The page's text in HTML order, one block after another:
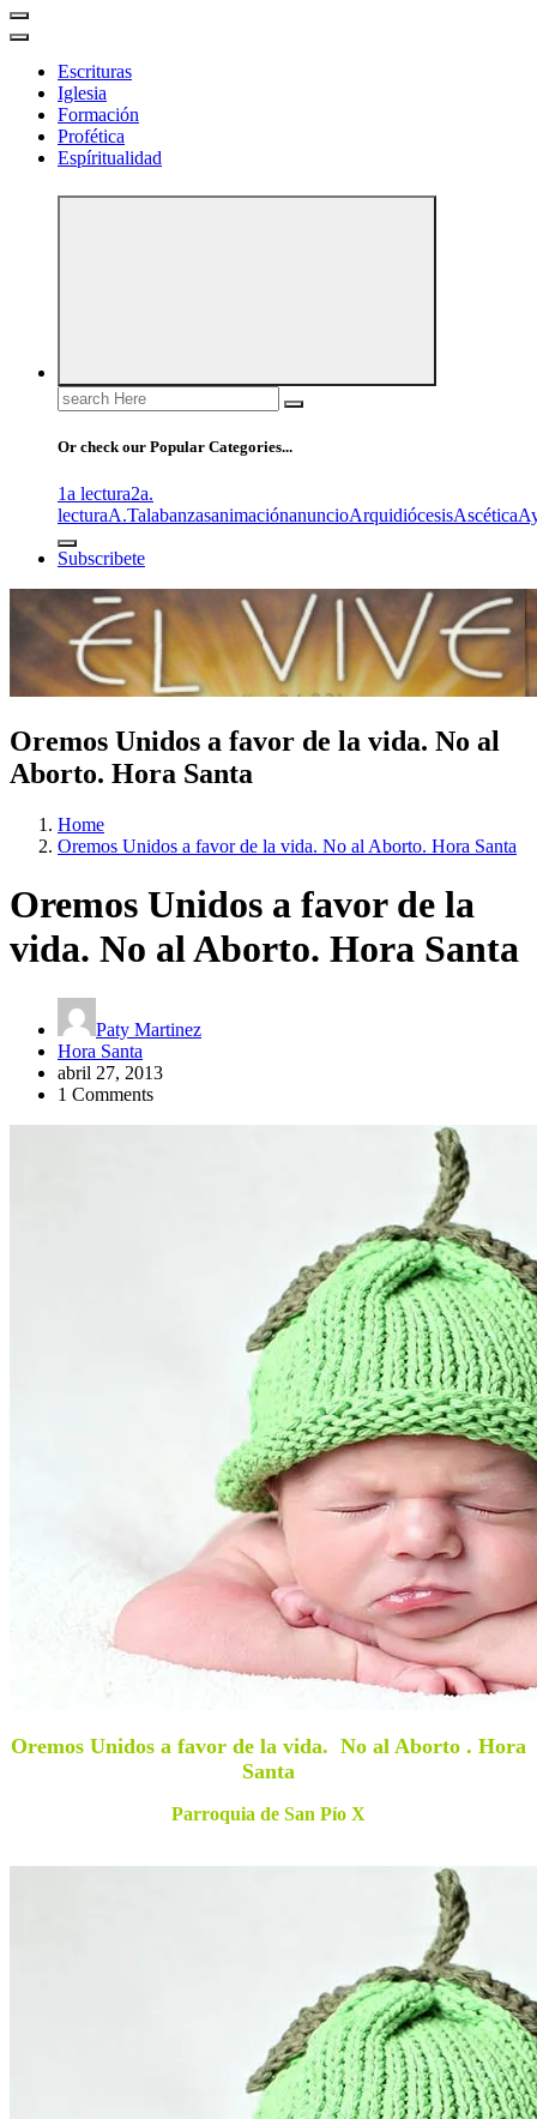
Escrituras
Iglesia
Formación
Profética
Espíritualidad
Search
for:
Or check our Popular Categories...
1a lectura2a.
lecturaA.TalabanzasanimaciónanuncioArquidiócesisAscética
Subscribete
Oremos Unidos a favor de la vida. No al
Aborto. Hora Santa
Home
Oremos Unidos a favor de la vida. No al Aborto. Hora Santa
Oremos Unidos a favor de la
vida. No al Aborto. Hora Santa
Paty Martinez
Hora Santa
abril 27, 2013
1 Comments
Oremos Unidos a favor de la vida. No al Aborto . Hora
Santa
Parroquia de San Pío X